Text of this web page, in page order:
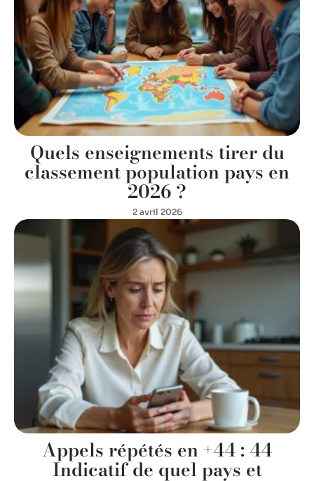
Quels enseignements tirer du
classement population pays en
2026 ?
2 avril 2026
Appels répétés en +44 : 44
Indicatif de quel pays et